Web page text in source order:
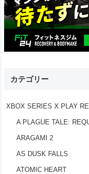
カテゴリー
XBOX SERIES X PLAY
A PLAGUE TALE:
ARAGAMI 2
AS DUSK FALLS
ATOMIC HEART